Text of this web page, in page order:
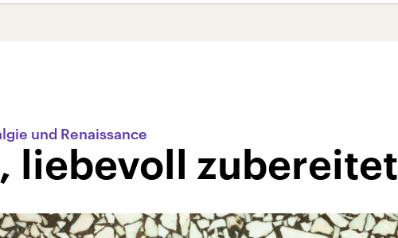
und Renaissance
liebevoll zubereitet